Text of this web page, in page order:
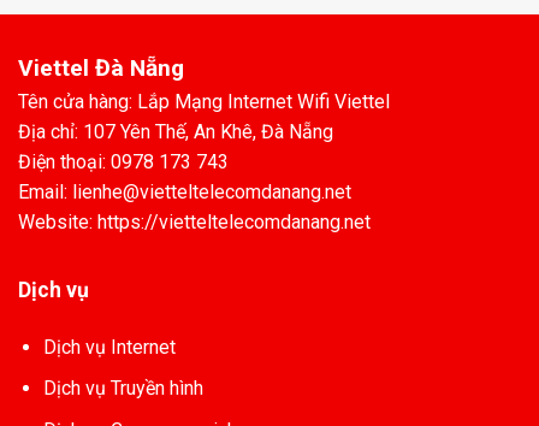
Viettel Đà Nẵng
Tên cửa hàng: Lắp Mạng Internet Wifi Viettel
Địa chỉ: 107 Yên Thế, An Khê, Đà Nẵng
Điện thoại: 0978 173 743
Email: lienhe@vietteltelecomdanang.net
Website: https://vietteltelecomdanang.net
Dịch vụ
Dịch vụ Internet
Dịch vụ Truyền hình